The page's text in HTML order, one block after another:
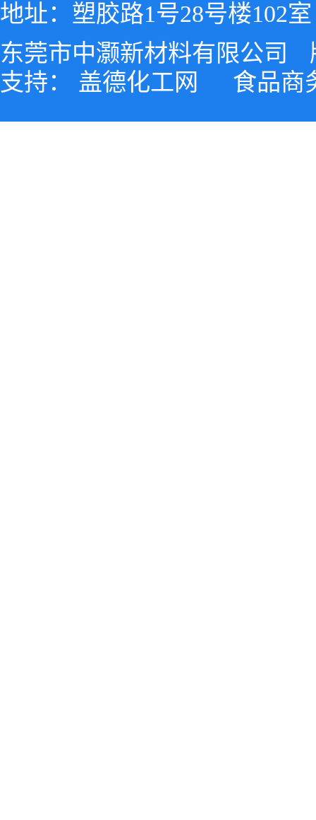
地址：塑胶路1号28号楼102室
东莞市中灏新材料有限公司
支持： 盖德化工网 食品商